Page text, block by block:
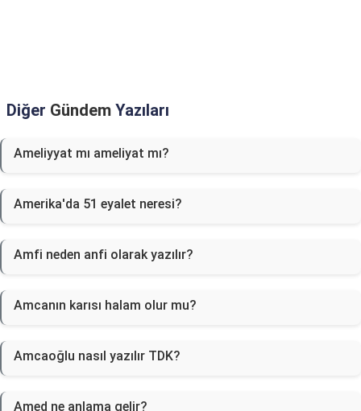
Diğer Gündem Yazıları
Ameliyyat mı ameliyat mı?
Amerika'da 51 eyalet neresi?
Amfi neden anfi olarak yazılır?
Amcanın karısı halam olur mu?
Amcaoğlu nasıl yazılır TDK?
Amed ne anlama gelir?